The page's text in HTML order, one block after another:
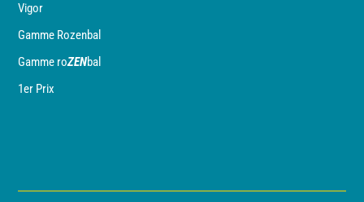
Vigor
Gamme Rozenbal
Gamme roZENbal
1er Prix